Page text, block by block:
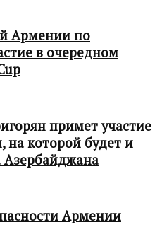
Армении по
в очередном
примет участие
на которой будет и
Армении